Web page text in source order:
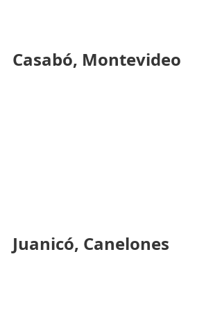
Casabó, Montevideo
Juanicó, Canelones